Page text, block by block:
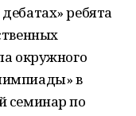
ребята
окружного
в
семинар по